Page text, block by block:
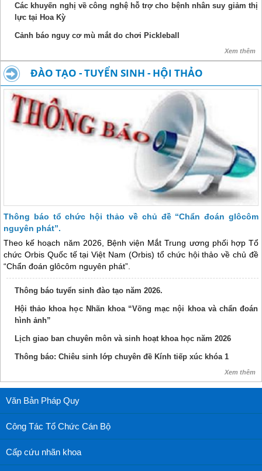
Các khuyến nghị về công nghệ hỗ trợ cho bệnh nhân suy giảm thị
lực tại Hoa Kỳ
Cảnh báo nguy cơ mù mắt do chơi Pickleball
Xem thêm
ĐÀO TẠO - TUYỂN SINH - HỘI THẢO
Thông báo tổ chức hội thảo về chủ đề “Chẩn đoán glôcôm
nguyên phát”.
Theo kế hoạch năm 2026, Bệnh viện Mắt Trung ương phối hợp Tổ
chức Orbis Quốc tế tại Việt Nam (Orbis) tổ chức hội thảo về chủ đề
“Chẩn đoán glôcôm nguyên phát”.
Thông báo tuyển sinh đào tạo năm 2026.
Hội thảo khoa học Nhãn khoa “Võng mạc nội khoa và chẩn đoán
hình ảnh”
Lịch giao ban chuyên môn và sinh hoạt khoa học năm 2026
Thông báo: Chiêu sinh lớp chuyên đề Kính tiếp xúc khóa 1
Xem thêm
Văn Bản Pháp Quy
Công Tác Tổ Chức Cán Bộ
Cấp cứu nhãn khoa